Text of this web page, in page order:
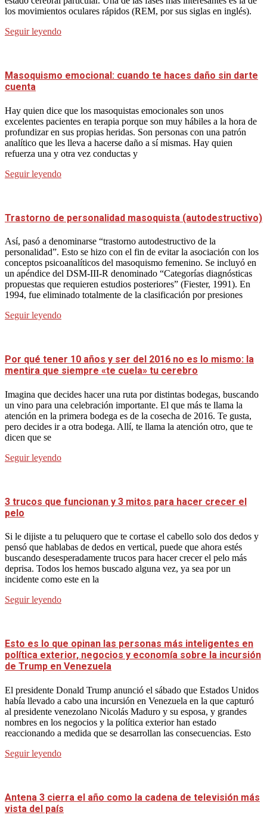
los movimientos oculares rápidos (REM, por sus siglas en inglés).
Seguir leyendo
Masoquismo emocional: cuando te haces daño sin darte
cuenta
Hay quien dice que los masoquistas emocionales son unos
excelentes pacientes en terapia porque son muy hábiles a la hora de
profundizar en sus propias heridas. Son personas con una patrón
analítico que les lleva a hacerse daño a sí mismas. Hay quien
refuerza una y otra vez conductas y
Seguir leyendo
Trastorno de personalidad masoquista (autodestructivo)
Así, pasó a denominarse “trastorno autodestructivo de la
personalidad”. Esto se hizo con el fin de evitar la asociación con los
conceptos psicoanalíticos del masoquismo femenino. Se incluyó en
un apéndice del DSM-III-R denominado “Categorías diagnósticas
propuestas que requieren estudios posteriores” (Fiester, 1991). En
1994, fue eliminado totalmente de la clasificación por presiones
Seguir leyendo
Por qué tener 10 años y ser del 2016 no es lo mismo: la
mentira que siempre «te cuela» tu cerebro
Imagina que decides hacer una ruta por distintas bodegas, buscando
un vino para una celebración importante. El que más te llama la
atención en la primera bodega es de la cosecha de 2016. Te gusta,
pero decides ir a otra bodega. Allí, te llama la atención otro, que te
dicen que se
Seguir leyendo
3 trucos que funcionan y 3 mitos para hacer crecer el
pelo
Si le dijiste a tu peluquero que te cortase el cabello solo dos dedos y
pensó que hablabas de dedos en vertical, puede que ahora estés
buscando desesperadamente trucos para hacer crecer el pelo más
deprisa. Todos los hemos buscado alguna vez, ya sea por un
incidente como este en la
Seguir leyendo
Esto es lo que opinan las personas más inteligentes en
política exterior, negocios y economía sobre la incursión
de Trump en Venezuela
El presidente Donald Trump anunció el sábado que Estados Unidos
había llevado a cabo una incursión en Venezuela en la que capturó
al presidente venezolano Nicolás Maduro y su esposa, y grandes
nombres en los negocios y la política exterior han estado
reaccionando a medida que se desarrollan las consecuencias. Esto
Seguir leyendo
Antena 3 cierra el año como la cadena de televisión más
vista del país